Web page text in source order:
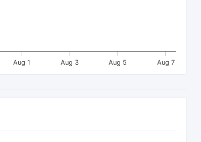
Aug 1 Aug 3 Aug 5 Aug 7